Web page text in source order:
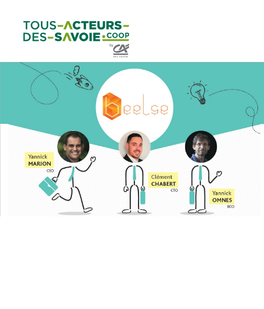
contenu
principal